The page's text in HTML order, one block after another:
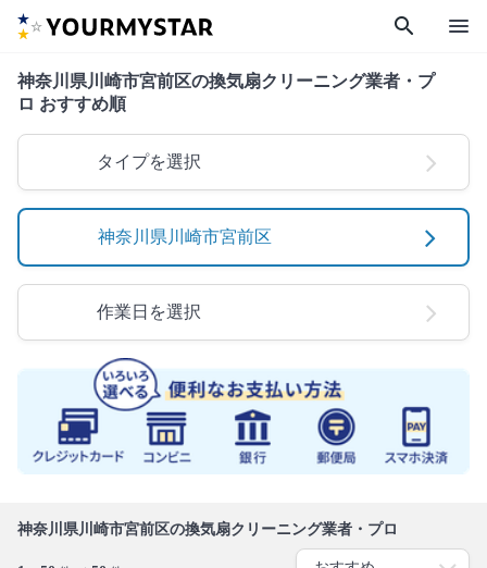
search menu
神奈川県川崎市宮前区の換気扇クリーニング業者・プ
ロ おすすめ順
タイプを選択
神奈川県川崎市宮前区
作業日を選択
神奈川県川崎市宮前区の換気扇クリーニング業者・プロ